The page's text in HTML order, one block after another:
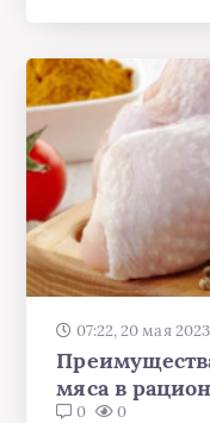
07:22, 20 мая 2023
мяса в
0 0